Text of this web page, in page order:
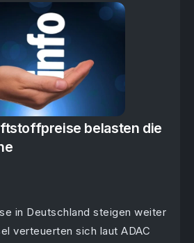
belasten die
in Deutschland steigen weiter
verteuerten sich laut ADAC